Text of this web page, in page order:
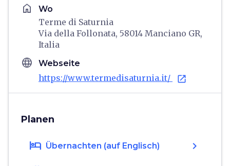
home Wo
Terme di Saturnia
Via della Follonata, 58014 Manciano GR,
Italia
language Webseite
https://www.termedisaturnia.it/ open_in_new
Planen
hotel Übernachten (auf Englisch) chevron_right